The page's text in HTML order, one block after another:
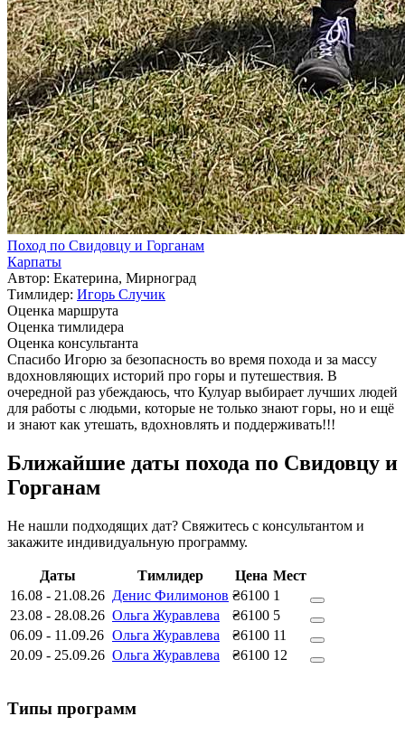
Поход по Свидовцу и Горганам
Карпаты
Автор: Екатерина, Мирноград
Тимлидер: Игорь Случик
Оценка маршрута
Оценка тимлидера
Оценка консультанта
Спасибо Игорю за безопасность во время похода и за массу
вдохновляющих историй про горы и путешествия. В
очередной раз убеждаюсь, что Кулуар выбирает лучших людей
для работы с людьми, которые не только знают горы, но и ещё
и знают как утешать, вдохновлять и поддерживать!!!
Ближайшие даты похода по Свидовцу и
Горганам
Не нашли подходящих дат? Свяжитесь с консультантом и
закажите индивидуальную программу.
Даты Тимлидер Цена Мест
16.08 - 21.08.26 Денис Филимонов ₴6100 1
23.08 - 28.08.26 Ольга Журавлева ₴6100 5
06.09 - 11.09.26 Ольга Журавлева ₴6100 11
20.09 - 25.09.26 Ольга Журавлева ₴6100 12
Типы программ